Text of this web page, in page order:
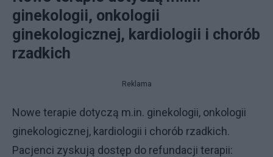
ginekologii, onkologii
ginekologicznej, kardiologii i chorób
rzadkich
Reklama
Nowe terapie dotyczą m.in. ginekologii, onkologii
ginekologicznej, kardiologii i chorób rzadkich.
Pacjenci zyskują dostęp do refundacji terapii: